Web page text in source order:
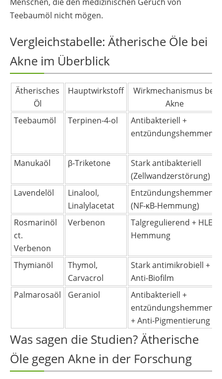
Teebaumöl nicht mögen.
Vergleichstabelle: Ätherische Öle bei
Akne im Überblick
Ätherisches
Öl
Hauptwirkstoff
Wirkmechanismus bei
Akne
Teebaumöl
Terpinen-4-ol
Antibakteriell +
entzündungshemmend
Manukaöl β-Triketone
Stark antibakteriell
(Zellwandzerstörung)
Lavendelöl
Linalool,
Linalylacetat
Entzündungshemmend
(NF-κB-Hemmung)
Rosmarinöl
ct.
Verbenon
Verbenon
Talgregulierend + HLE-
Hemmung
Thymianöl
Thymol,
Carvacrol
Stark antimikrobiell +
Anti-Biofilm
Palmarosaöl
Geraniol
Antibakteriell +
entzündungshemmend
+ Anti-Pigmentierung
Was sagen die Studien? Ätherische
Öle gegen Akne in der Forschung